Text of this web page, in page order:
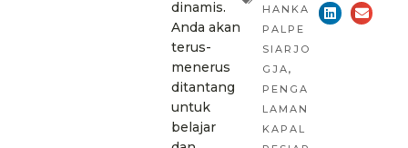
dinamis.
Anda akan
terus-
menerus
ditantang
untuk
belajar
HANKA
PALPE
SIARJO
GJA,
PENGA
LAMAN
KAPAL